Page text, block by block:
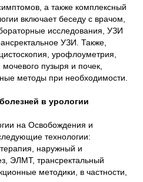
а также комплексный
включает беседу с врачом,
исследования, УЗИ
УЗИ. Также,
урофлоуметрия,
пузыря и почек,
методы при необходимости.
в урологии
на Освобождения и
технологии:
наружный и
ЭЛМТ, трансректальный
методики, в частности,